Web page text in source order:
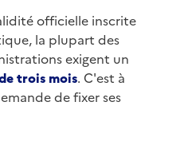
officielle inscrite
la plupart des
exigent un
trois mois. C'est à
de fixer ses